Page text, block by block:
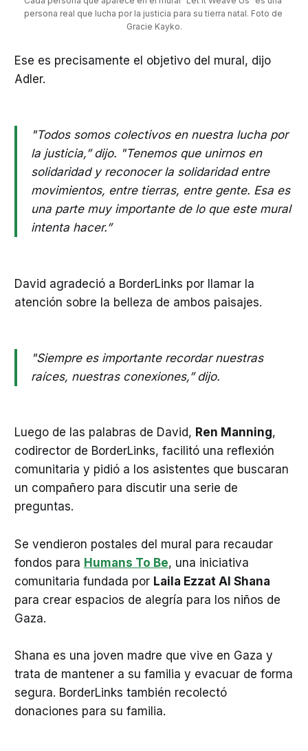
persona real que lucha por la justicia para su tierra natal. Foto de
Gracie Kayko.
Ese es precisamente el objetivo del mural, dijo
Adler.
"Todos somos colectivos en nuestra lucha por
la justicia,” dijo. "Tenemos que unirnos en
solidaridad y reconocer la solidaridad entre
movimientos, entre tierras, entre gente. Esa es
una parte muy importante de lo que este mural
intenta hacer.”
David agradeció a BorderLinks por llamar la
atención sobre la belleza de ambos paisajes.
"Siempre es importante recordar nuestras
raíces, nuestras conexiones,” dijo.
Luego de las palabras de David, Ren Manning,
codirector de BorderLinks, facilitó una reflexión
comunitaria y pidió a los asistentes que buscaran
un compañero para discutir una serie de
preguntas.
Se vendieron postales del mural para recaudar
fondos para Humans To Be, una iniciativa
comunitaria fundada por Laila Ezzat Al Shana
para crear espacios de alegría para los niños de
Gaza.
Shana es una joven madre que vive en Gaza y
trata de mantener a su familia y evacuar de forma
segura. BorderLinks también recolectó
donaciones para su familia.